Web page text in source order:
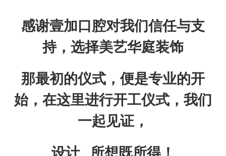
感谢壹加口腔对我们信任与支
持， 选择美艺华庭装饰
那最初的仪式，便是专业的开
始， 在这里进行开工仪式 ， 我们
一起见证 ，
设计 所想既所得！